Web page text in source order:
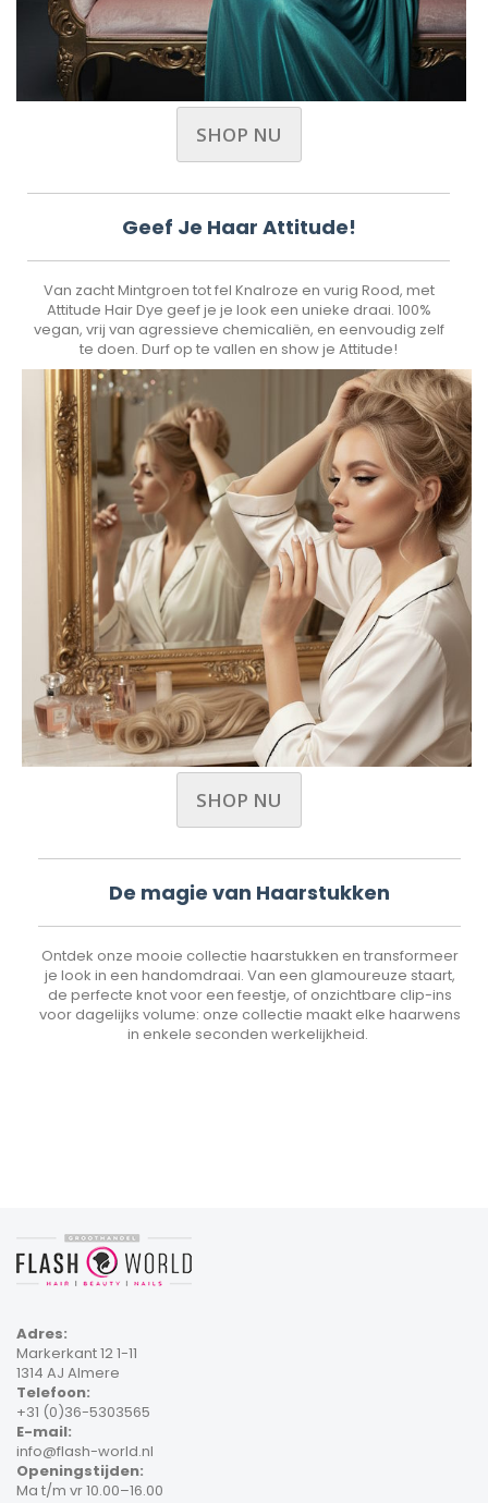
SHOP NU
Geef Je Haar Attitude!
Van zacht Mintgroen tot fel Knalroze en vurig Rood, met
Attitude Hair Dye geef je je look een unieke draai. 100%
vegan, vrij van agressieve chemicaliën, en eenvoudig zelf
te doen. Durf op te vallen en show je Attitude!
SHOP NU
De magie van Haarstukken
Ontdek onze mooie collectie haarstukken en transformeer
je look in een handomdraai. Van een glamoureuze staart,
de perfecte knot voor een feestje, of onzichtbare clip-ins
voor dagelijks volume: onze collectie maakt elke haarwens
in enkele seconden werkelijkheid.
Adres:
Markerkant 12 1-11
1314 AJ Almere
Telefoon:
+31 (0)36-5303565
E-mail:
info@flash-world.nl
Openingstijden:
Ma t/m vr 10.00–16.00